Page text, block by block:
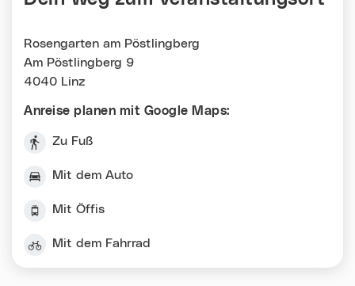
Rosengarten am Pöstlingberg
Am Pöstlingberg 9
4040 Linz
Anreise planen mit Google Maps:
Zu Fuß
Mit dem Auto
Mit Öffis
Mit dem Fahrrad